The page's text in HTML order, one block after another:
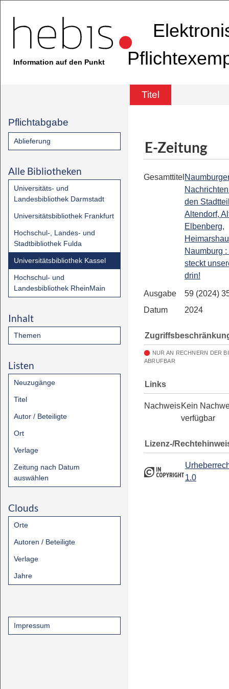
Information auf den Punkt
Titel
Pflichtabgabe
Ablieferung
Alle Bibliotheken
Universitäts- und
Landesbibliothek Darmstadt
Universitätsbibliothek Frankfurt
Hochschul-, Landes- und
Stadtbibliothek Fulda
Universitätsbibliothek Kassel
Hochschul- und
Landesbibliothek RheinMain
Inhalt
Themen
Listen
Neuzugänge
Titel
Autor / Beteiligte
Ort
Verlage
Zeitung nach Datum
auswählen
Clouds
Orte
Autoren / Beteiligte
Verlage
Jahre
Impressum
E-Zeitung
Gesamttitel
den
Altendorf,
Elbenberg,
Naumburg
steckt
drin!
Ausgabe
59 (2024)
Datum
2024
NUR AN RECHNERN DER
ABRUFBAR
Links
NachweisKein
verfügbar
Lizenz-/
1.0